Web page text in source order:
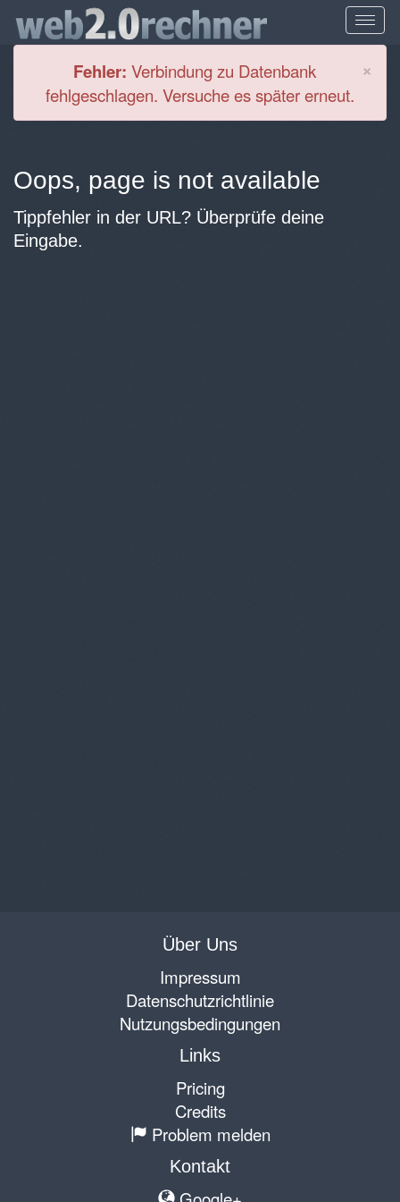
×
Fehler: Verbindung zu Datenbank
fehlgeschlagen. Versuche es später erneut.
Oops, page is not available
Tippfehler in der URL? Überprüfe deine
Eingabe.
Über Uns
Impressum
Datenschutzrichtlinie
Nutzungsbedingungen
Links
Pricing
Credits
Problem melden
Kontakt